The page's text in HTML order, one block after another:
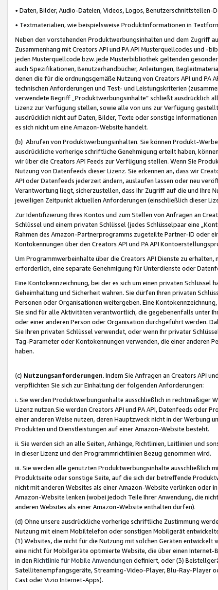
• Daten, Bilder, Audio-Dateien, Videos, Logos, Benutzerschnittstellen-
• Textmaterialien, wie beispielsweise Produktinformationen in
Neben den vorstehenden Produktwerbungsinhalten und dem Zugriff
Zusammenhang mit Creators API und PA API Musterquellcodes und
jeden Musterquellcode bzw. jede Musterbibliothek geltenden
auch Spezifikationen, Benutzerhandbücher, Anleitungen,
denen die für die ordnungsgemäße Nutzung von Creators API und PA
technischen Anforderungen und Test- und Leistungskriterien
verwendete Begriff „Produktwerbungsinhalte“ schließt ausdrücklich
Lizenz zur Verfügung stellen, sowie alle von uns zur Verfügung
ausdrücklich nicht auf Daten, Bilder, Texte oder sonstige
es sich nicht um eine Amazon-Website handelt.
(b) Abrufen von Produktwerbungsinhalten. Sie können Produkt-
ausdrückliche vorherige schriftliche Genehmigung erteilt haben,
wir über die Creators API Feeds zur Verfügung stellen. Wenn Sie
Nutzung von Datenfeeds dieser Lizenz. Sie erkennen an, dass wir
API oder Datenfeeds jederzeit ändern, auslaufen lassen oder neu
Verantwortung liegt, sicherzustellen, dass Ihr Zugriff auf die und Ihre
jeweiligen Zeitpunkt aktuellen Anforderungen (einschließlich dieser
Zur Identifizierung Ihres Kontos und zum Stellen von Anfragen an
Schlüssel und einem privaten Schlüssel (jedes Schlüsselpaar eine
Rahmen des Amazon-Partnerprogramms zugeteilte Partner-ID oder
Kontokennungen über den Creators API und PA API
Um Programmwerbeinhalte über die Creators API Dienste zu
erforderlich, eine separate Genehmigung für Unterdienste oder
Eine Kontokennzeichnung, bei der es sich um einen privaten
Geheimhaltung und Sicherheit wahren. Sie dürfen Ihren privaten
Personen oder Organisationen weitergeben. Eine
Sie sind für alle Aktivitäten verantwortlich, die gegebenenfalls unter
oder einer anderen Person oder Organisation durchgeführt werden.
Sie Ihren privaten Schlüssel verwendet, oder wenn Ihr privater
Tag-Parameter oder Kontokennungen verwenden, die einer anderen
haben.
(c) Nutzungsanforderungen. Indem Sie Anfragen an Creators API
verpflichten Sie sich zur Einhaltung der folgenden Anforderungen:
i. Sie werden Produktwerbungsinhalte ausschließlich in rechtmäßiger
Lizenz nutzen.Sie werden Creators API und PA API, Datenfeeds oder
einer anderen Weise nutzen, deren Hauptzweck nicht in der Werbung
Produkten und Dienstleistungen auf einer Amazon-Website besteht.
ii. Sie werden sich an alle Seiten, Anhänge, Richtlinien, Leitlinien und
in dieser Lizenz und den Programmrichtlinien Bezug genommen wird.
iii. Sie werden alle genutzten Produktwerbungsinhalte ausschließlich
Produktseite oder sonstige Seite, auf die sich der betreffende
nicht mit anderen Websites als einer Amazon-Website verlinken oder
Amazon-Website lenken (wobei jedoch Teile Ihrer Anwendung, die
anderen Websites als einer Amazon-Website enthalten dürfen).
(d) Ohne unsere ausdrückliche vorherige schriftliche Zustimmung
Nutzung mit einem Mobiltelefon oder sonstigen Mobilgerät
(1) Websites, die nicht für die Nutzung mit solchen Geräten
eine nicht für Mobilgeräte optimierte Website, die über einen
in den Richtlinie für Mobile Anwendungen definiert, oder (3)
Satellitenempfangsgeräte, Streaming-Video-Player, Blu-Ray-Player
Cast oder Vizio Internet-Apps).